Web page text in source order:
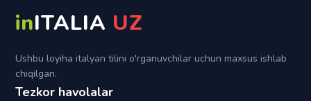
Su
inITALIA UZ
Ushbu loyiha italyan tilini o'rganuvchilar uchun maxsus ishlab
chiqilgan.
Tezkor havolalar